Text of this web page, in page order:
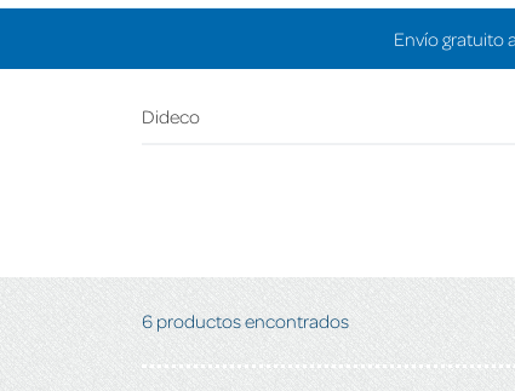
Envío gratuito
Dideco
6 productos encontrados